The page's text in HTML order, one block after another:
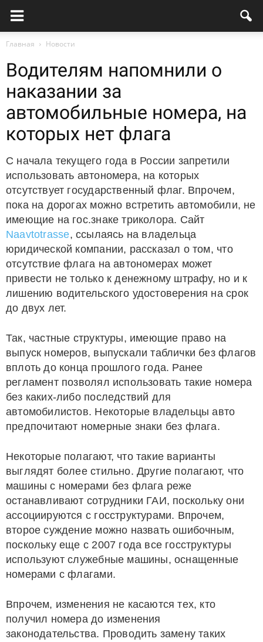
Главная Новости
Водителям напомнили о
наказании за
автомобильные номера, на
которых нет флага
С начала текущего года в России запретили
использовать автономера, на которых
отсутствует государственный флаг. Впрочем,
пока на дорогах можно встретить автомобили, не
имеющие на гос.знаке триколора. Сайт
Naavtotrasse, ссылаясь на владельца
юридической компании, рассказал о том, что
отсутствие флага на автономерах может
привести не только к денежному штрафу, но и к
лишению водительского удостоверения на срок
до двух лет.
Так, частные структуры, имеющие право на
выпуск номеров, выпускали таблички без флагов
вплоть до конца прошлого года. Ранее
регламент позволял использовать такие номера
без каких-либо последствий для
автомобилистов. Некоторые владельцы авто
предпочитают номерные знаки без флага.
Некоторые полагают, что такие варианты
выглядят более стильно. Другие полагают, что
машины с номерами без флага реже
останавливают сотрудники ГАИ, поскольку они
ассоциируются с госструктурами. Впрочем,
второе суждение можно назвать ошибочным,
поскольку еще с 2007 года все госструктуры
используют служебные машины, оснащенные
номерами с флагами.
Впрочем, изменения не касаются тех, кто
получил номера до изменения
законодательства. Проводить замену таких